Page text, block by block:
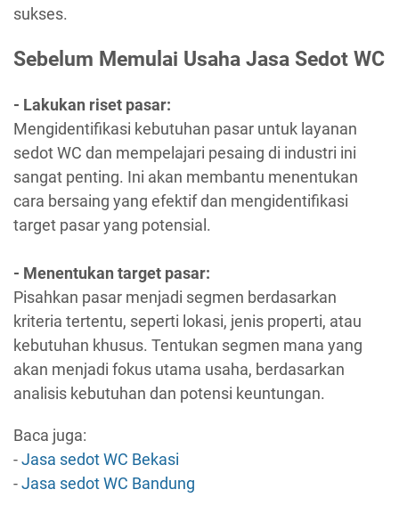
sukses.
Sebelum Memulai Usaha Jasa Sedot WC
- Lakukan riset pasar:
Mengidentifikasi kebutuhan pasar untuk layanan
sedot WC dan mempelajari pesaing di industri ini
sangat penting. Ini akan membantu menentukan
cara bersaing yang efektif dan mengidentifikasi
target pasar yang potensial.
- Menentukan target pasar:
Pisahkan pasar menjadi segmen berdasarkan
kriteria tertentu, seperti lokasi, jenis properti, atau
kebutuhan khusus. Tentukan segmen mana yang
akan menjadi fokus utama usaha, berdasarkan
analisis kebutuhan dan potensi keuntungan.
Baca juga:
-Jasa sedot WC Bekasi
-Jasa sedot WC Bandung